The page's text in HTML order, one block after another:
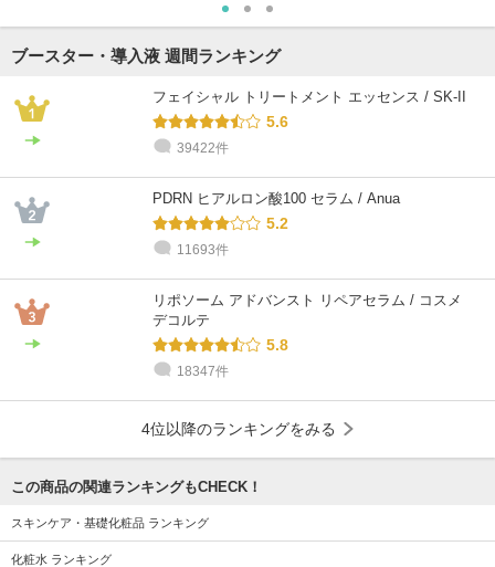
ブースター・導入液 週間ランキング
フェイシャル トリートメント エッセンス / SK-II
5.6
39422件
PDRN ヒアルロン酸100 セラム / Anua
5.2
11693件
リポソーム アドバンスト リペアセラム / コスメ
デコルテ
5.8
18347件
4位以降のランキングをみる
この商品の関連ランキングもCHECK！
スキンケア・基礎化粧品 ランキング
化粧水 ランキング